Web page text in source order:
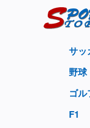
サッ
野球
ゴル
F1